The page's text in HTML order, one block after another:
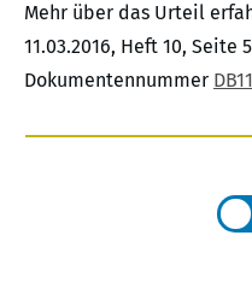
Mehr über das Urteil
11.03.2016, Heft 10, Seite
Dokumentennummer